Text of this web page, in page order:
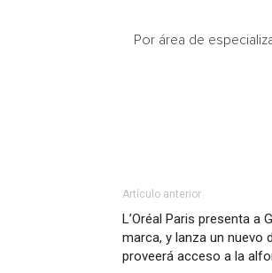
Por área de
Artículo anterior
L’Oréal Paris presenta a
marca, y lanza un nuevo
proveerá acceso a la